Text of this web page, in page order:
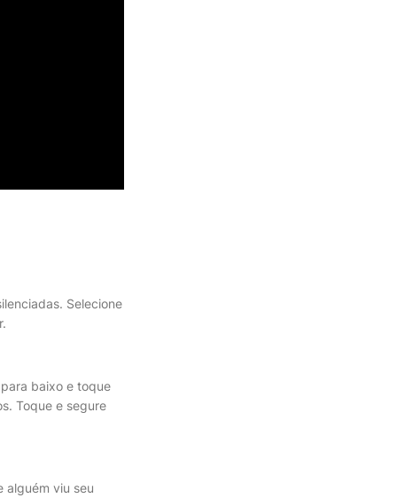
Selecione
baixo e toque
Toque e segure
alguém viu seu